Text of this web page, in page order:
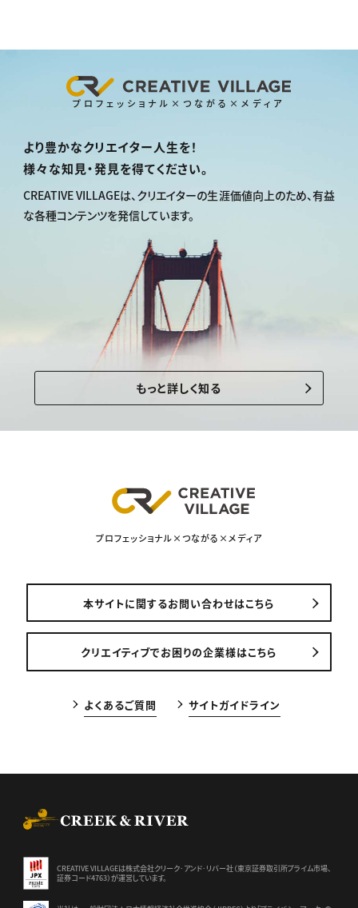
プロフェッショナル×つながる×メディア
より豊かなクリエイター人生を！
様々な知見・発見を得てください。
CREATIVE VILLAGEは、 クリエイターの生涯価値向上のため、有益
な各種コンテンツを発信しています。
もっと詳しく知る
プロフェッショナル×つながる×メディア
本サイトに関するお問い合わせはこちら
クリエイティブでお困りの企業様はこちら
よくあるご質問 サイトガイドライン
CREATIVE VILLAGEは株式会社クリーク･アンド･リバー社（東京証券取引所プライム市場、
証券コード4763）が運営しています。